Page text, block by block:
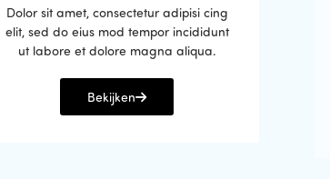
Dolor sit amet, consectetur adipisi cing
elit, sed do eius mod tempor incididunt
ut labore et dolore magna aliqua.
Bekijken